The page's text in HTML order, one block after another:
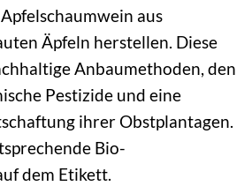
aus
Äpfeln herstellen. Diese
Anbaumethoden, den
Pestizide und eine
ihrer Obstplantagen.
Bio-
dem Etikett.